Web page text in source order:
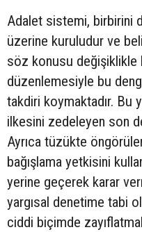
Adalet sistemi, birbirini
üzerine kuruludur ve
söz konusu
düzenlemesiyle bu
takdiri koymaktadır. Bu
ilkesini zedeleyen son
Ayrıca tüzükte
bağışlama yetkisini
yerine geçerek karar
yargısal denetime tabi
ciddi biçimde